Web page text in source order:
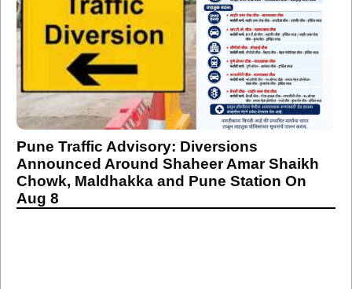
Pune Traffic Advisory: Diversions
Announced Around Shaheer Amar Shaikh
Chowk, Maldhakka and Pune Station On
Aug 8